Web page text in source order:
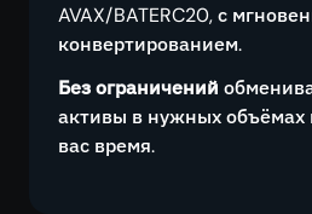
AVAX/BATERC20, с
конвертированием.
Без ограничений
активы в нужных объёмах
вас время.